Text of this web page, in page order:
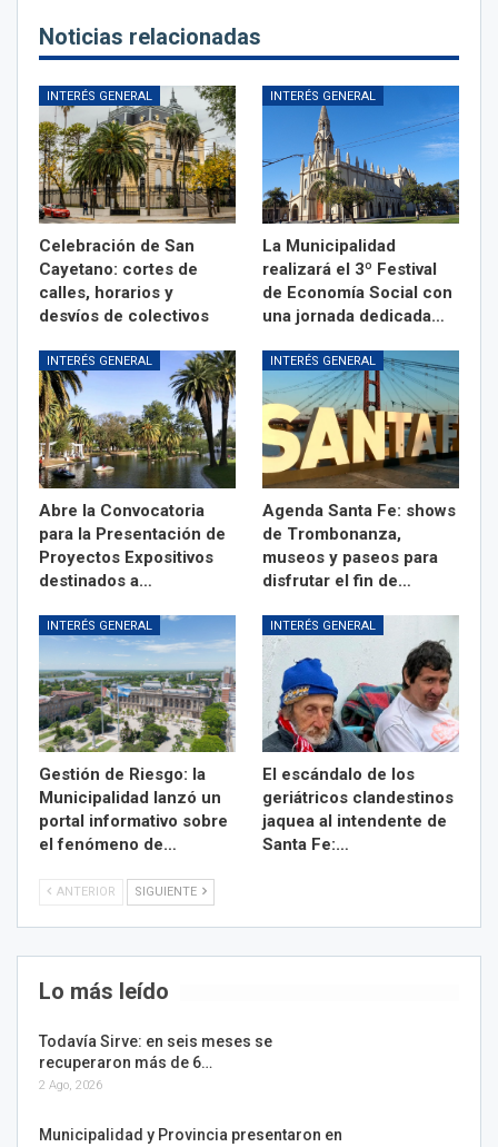
Noticias relacionadas
INTERÉS GENERAL
Celebración de San
Cayetano: cortes de
calles, horarios y
desvíos de colectivos
INTERÉS GENERAL
La Municipalidad
realizará el 3º Festival
de Economía Social con
una jornada dedicada…
INTERÉS GENERAL
Abre la Convocatoria
para la Presentación de
Proyectos Expositivos
destinados a…
INTERÉS GENERAL
Agenda Santa Fe: shows
de Trombonanza,
museos y paseos para
disfrutar el fin de…
INTERÉS GENERAL
Gestión de Riesgo: la
Municipalidad lanzó un
portal informativo sobre
el fenómeno de…
INTERÉS GENERAL
El escándalo de los
geriátricos clandestinos
jaquea al intendente de
Santa Fe:…
ANTERIOR SIGUIENTE
Lo más leído
Todavía Sirve: en seis meses se
recuperaron más de 6…
2 Ago, 2026
Municipalidad y Provincia presentaron en